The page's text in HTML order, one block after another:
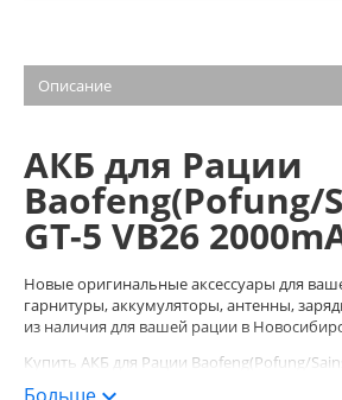
Описание
АКБ для Рации
Baofeng(Pofung/
GT-5 VB26
Новые оригинальные аксессуары для
гарнитуры, аккумуляторы, антенны,
из наличия для вашей рации в
Купить АКБ для Рации Baofeng(Pofung/
2000mAh можно в магазине раций